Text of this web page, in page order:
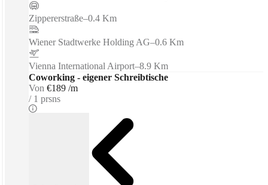
Zippererstraße–0.4 Km
Wiener Stadtwerke Holding AG–0.6 Km
Vienna International Airport–8.9 Km
Coworking - eigener Schreibtische
Von €189 /m
1 prsns